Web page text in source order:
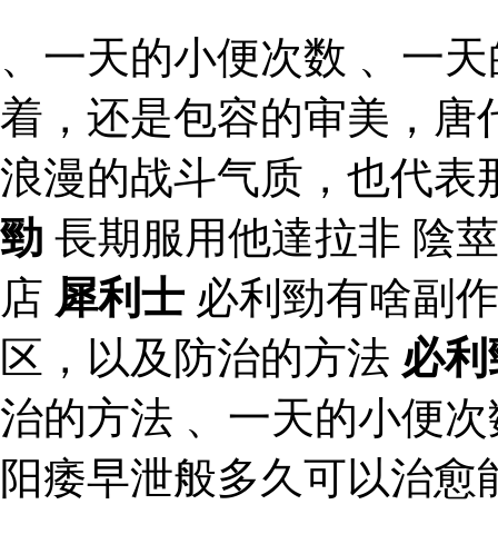
、一天的小便次数 、一
着，还是包容的审美，唐
浪漫的战斗气质，也代
勁 長期服用他達拉非 陰
店 犀利士 必利勁有啥副
区，以及防治的方法 必
治的方法 、一天的小便
阳痿早泄般多久可以治